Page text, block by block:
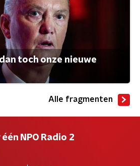
toch onze nieuwe
Alle fragmenten
één NPO Radio 2